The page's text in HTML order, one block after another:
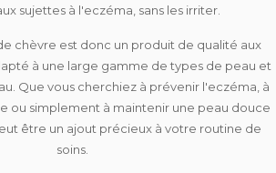
sujettes à l'eczéma, sans les irriter.
chèvre est donc un produit de qualité aux
à une large gamme de types de peau et
. Que vous cherchiez à prévenir l'eczéma, à
ou simplement à maintenir une peau douce
être un ajout précieux à votre routine de
soins.